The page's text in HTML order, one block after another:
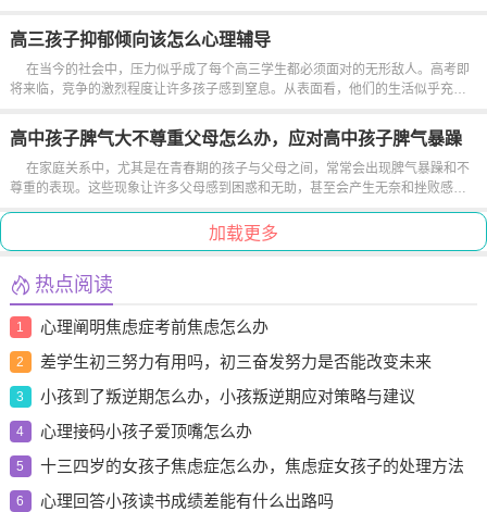
温和与敏感，而在面对更大的压力时，兔子往往显得更为胆怯。兔子性...
高三孩子抑郁倾向该怎么心理辅导
在当今的社会中，压力似乎成了每个高三学生都必须面对的无形敌人。高考即
将来临，竞争的激烈程度让许多孩子感到窒息。从表面看，他们的生活似乎充满
个关键时刻显得尤为重要，其核心不仅在于减轻他们的负担，更在于帮助他...
高中孩子脾气大不尊重父母怎么办，应对高中孩子脾气暴躁
与不尊重父母的有效策略
在家庭关系中，尤其是在青春期的孩子与父母之间，常常会出现脾气暴躁和不
尊重的表现。这些现象让许多父母感到困惑和无助，甚至会产生无奈和挫败感。
加载更多
热点阅读
1 心理阐明焦虑症考前焦虑怎么办
2 差学生初三努力有用吗，初三奋发努力是否能改变未来
3 小孩到了叛逆期怎么办，小孩叛逆期应对策略与建议
4 心理接码小孩子爱顶嘴怎么办
5 十三四岁的女孩子焦虑症怎么办，焦虑症女孩子的处理方法
6 心理回答小孩读书成绩差能有什么出路吗